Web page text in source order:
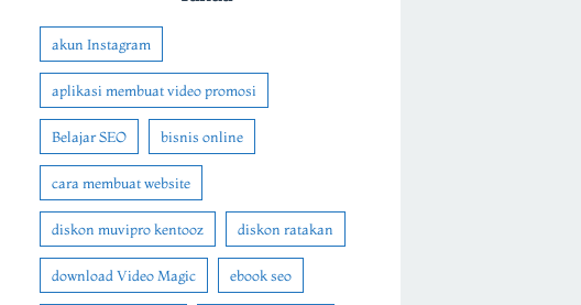
akun Instagram
aplikasi membuat video promosi
Belajar SEO bisnis online
cara membuat website
diskon muvipro kentooz diskon ratakan
download Video Magic ebook seo